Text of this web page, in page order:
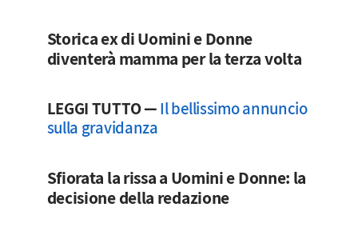
Storica ex di Uomini e Donne
diventerà mamma per la terza volta
LEGGI TUTTO —Il bellissimo annuncio
sulla gravidanza
Sfiorata la rissa a Uomini e Donne: la
decisione della redazione